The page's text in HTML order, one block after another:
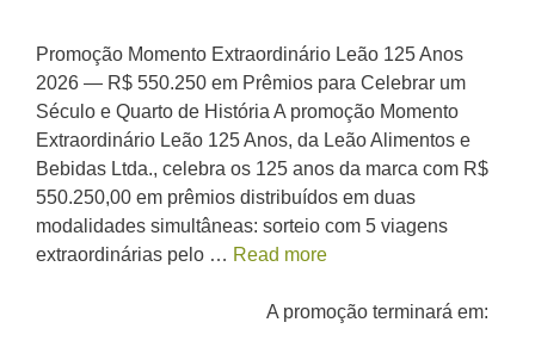
Promoção Momento Extraordinário Leão 125 Anos
2026 — R$ 550.250 em Prêmios para Celebrar um
Século e Quarto de História A promoção Momento
Extraordinário Leão 125 Anos, da Leão Alimentos e
Bebidas Ltda., celebra os 125 anos da marca com R$
550.250,00 em prêmios distribuídos em duas
modalidades simultâneas: sorteio com 5 viagens
extraordinárias pelo … Read more
A promoção terminará em: